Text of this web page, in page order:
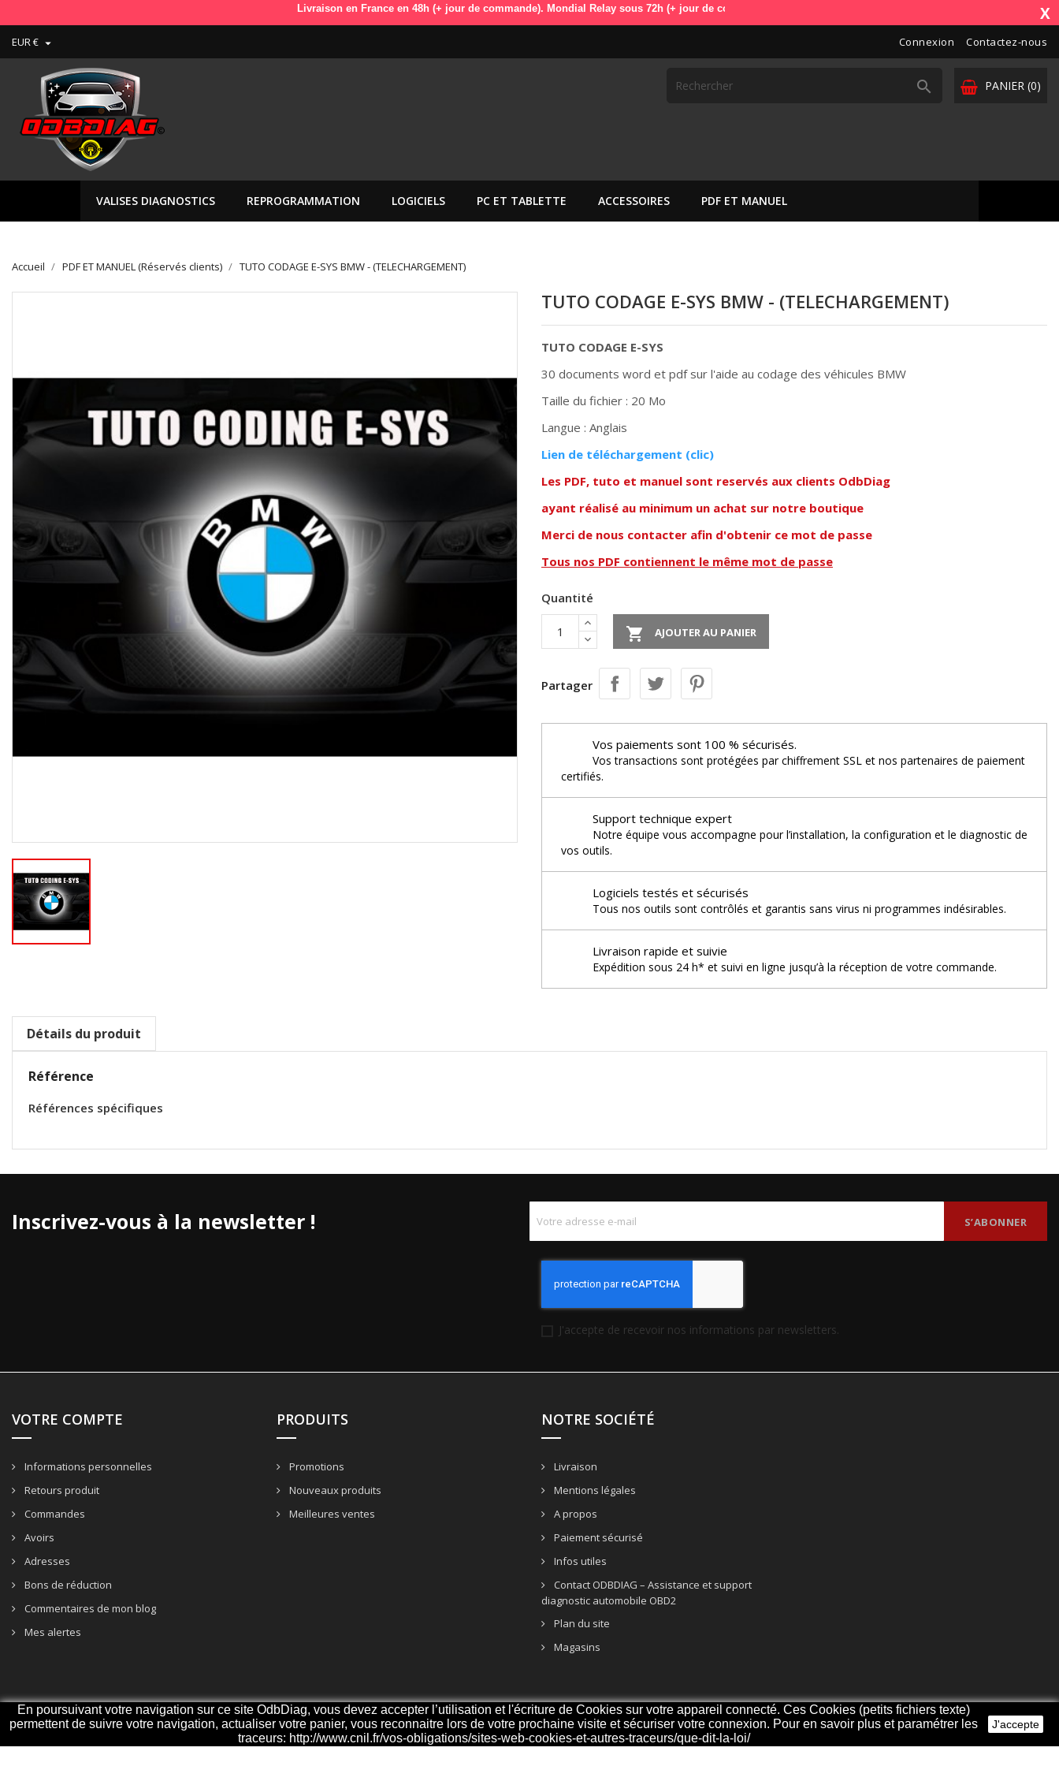
Livraison en France en 48h (+ jour de commande). Mondial Relay sous 72h (+ jour de commande). OdbDiag vous livre dans toute l'Europe. Vos paiements sont X
EUR €  Connexion Contactez-nous
PANIER (0)

VALISES DIAGNOSTICS REPROGRAMMATION LOGICIELS PC ET TABLETTE ACCESSOIRES PDF ET MANUEL
Accueil PDF ET MANUEL (Réservés clients) TUTO CODAGE E-SYS BMW - (TELECHARGEMENT)
TUTO CODAGE E-SYS BMW - (TELECHARGEMENT)
TUTO CODAGE E-SYS
30 documents word et pdf sur l'aide au codage des véhicules BMW
Taille du fichier : 20 Mo
Langue : Anglais
Lien de téléchargement (clic)
Les PDF, tuto et manuel sont reservés aux clients OdbDiag
ayant réalisé au minimum un achat sur notre boutique
Merci de nous contacter afin d'obtenir ce mot de passe
Tous nos PDF contiennent le même mot de passe
Quantité
 AJOUTER AU PANIER
Partager
Vos paiements sont 100 % sécurisés.
Vos transactions sont protégées par chiffrement SSL et nos partenaires de paiement
certifiés.
Support technique expert
Notre équipe vous accompagne pour l’installation, la configuration et le diagnostic de
vos outils.
Logiciels testés et sécurisés
Tous nos outils sont contrôlés et garantis sans virus ni programmes indésirables.
Livraison rapide et suivie
Expédition sous 24 h* et suivi en ligne jusqu’à la réception de votre commande.
Détails du produit
Référence
Références spécifiques
Inscrivez-vous à la newsletter !
J'accepte de recevoir nos informations par newsletters.
VOTRE COMPTE
Informations personnelles
Retours produit
Commandes
Avoirs
Adresses
Bons de réduction
Commentaires de mon blog
Mes alertes
PRODUITS
Promotions
Nouveaux produits
Meilleures ventes
NOTRE SOCIÉTÉ
Livraison
Mentions légales
A propos
Paiement sécurisé
Infos utiles
Contact ODBDIAG – Assistance et support
diagnostic automobile OBD2
Plan du site
Magasins
En poursuivant votre navigation sur ce site OdbDiag, vous devez accepter l’utilisation et l'écriture de Cookies sur votre appareil connecté. Ces Cookies (petits fichiers texte)
permettent de suivre votre navigation, actualiser votre panier, vous reconnaitre lors de votre prochaine visite et sécuriser votre connexion. Pour en savoir plus et paramétrer les
traceurs: http://www.cnil.fr/vos-obligations/sites-web-cookies-et-autres-traceurs/que-dit-la-loi/
J'accepte
© 2026 - ODBDiag, votre spécialiste diagnostique